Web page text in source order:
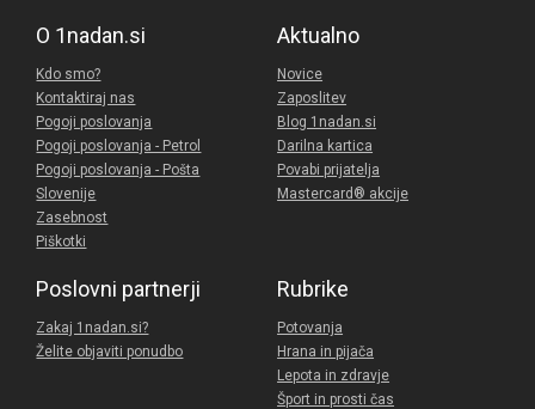
O 1nadan.si
Kdo smo?
Kontaktiraj nas
Pogoji poslovanja
Pogoji poslovanja - Petrol
Pogoji poslovanja - Pošta
Slovenije
Zasebnost
Piškotki
Aktualno
Novice
Zaposlitev
Blog 1nadan.si
Darilna kartica
Povabi prijatelja
Mastercard® akcije
Poslovni partnerji
Zakaj 1nadan.si?
Želite objaviti ponudbo
Rubrike
Potovanja
Hrana in pijača
Lepota in zdravje
Šport in prosti čas